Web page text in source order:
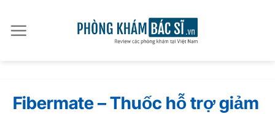
qua
nội
Fibermate – Thuốc hỗ trợ giảm